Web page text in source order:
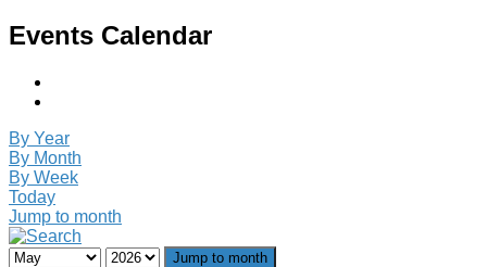
Events Calendar
By Year
By Month
By Week
Today
Jump to month
Jump to month